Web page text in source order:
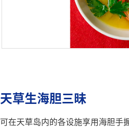
天草生海胆三昧
可在天草岛内的各设施享用海胆手